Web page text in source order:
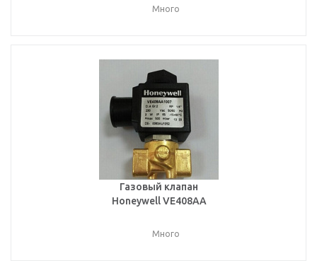
Много
Газовый клапан
Honeywell VE408AA
Много